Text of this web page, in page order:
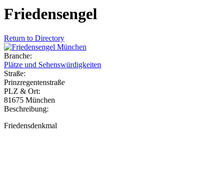
Friedensengel
Return to Directory
Branche:
Plätze und Sehenswürdigkeiten
Straße:
Prinzregentenstraße
PLZ & Ort:
81675 München
Beschreibung:
Friedensdenkmal